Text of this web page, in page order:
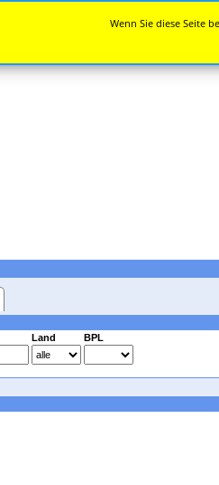
Land BPL
Wenn Sie diese Seite